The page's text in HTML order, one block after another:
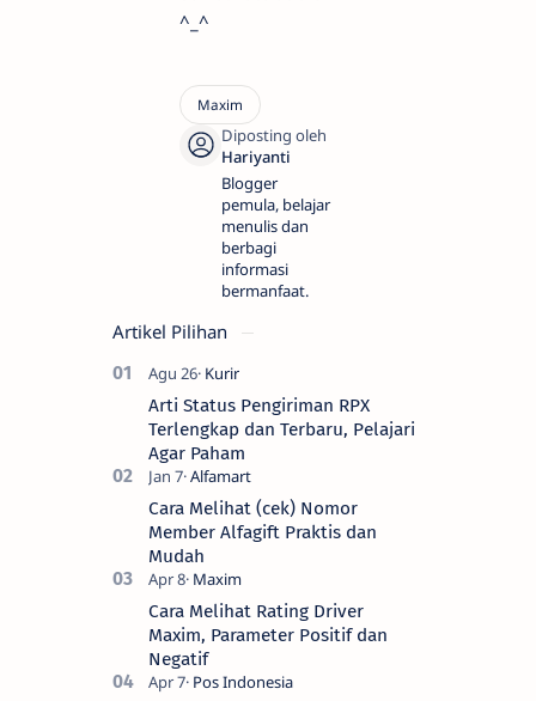
^_^
Blogger
pemula, belajar
menulis dan
berbagi
informasi
bermanfaat.
Artikel Pilihan
Arti Status Pengiriman RPX
Terlengkap dan Terbaru, Pelajari
Agar Paham
Cara Melihat (cek) Nomor
Member Alfagift Praktis dan
Mudah
Cara Melihat Rating Driver
Maxim, Parameter Positif dan
Negatif